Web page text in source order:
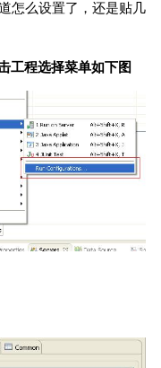
怎么设置了，还是贴几
工程选择菜单如下图